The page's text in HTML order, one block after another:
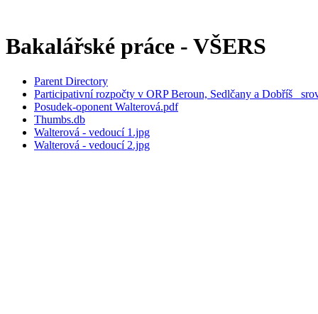
Bakalářské práce - VŠERS
Parent Directory
Participativní rozpočty v ORP Beroun, Sedlčany a Dobříš_
Posudek-oponent Walterová.pdf
Thumbs.db
Walterová - vedoucí 1.jpg
Walterová - vedoucí 2.jpg